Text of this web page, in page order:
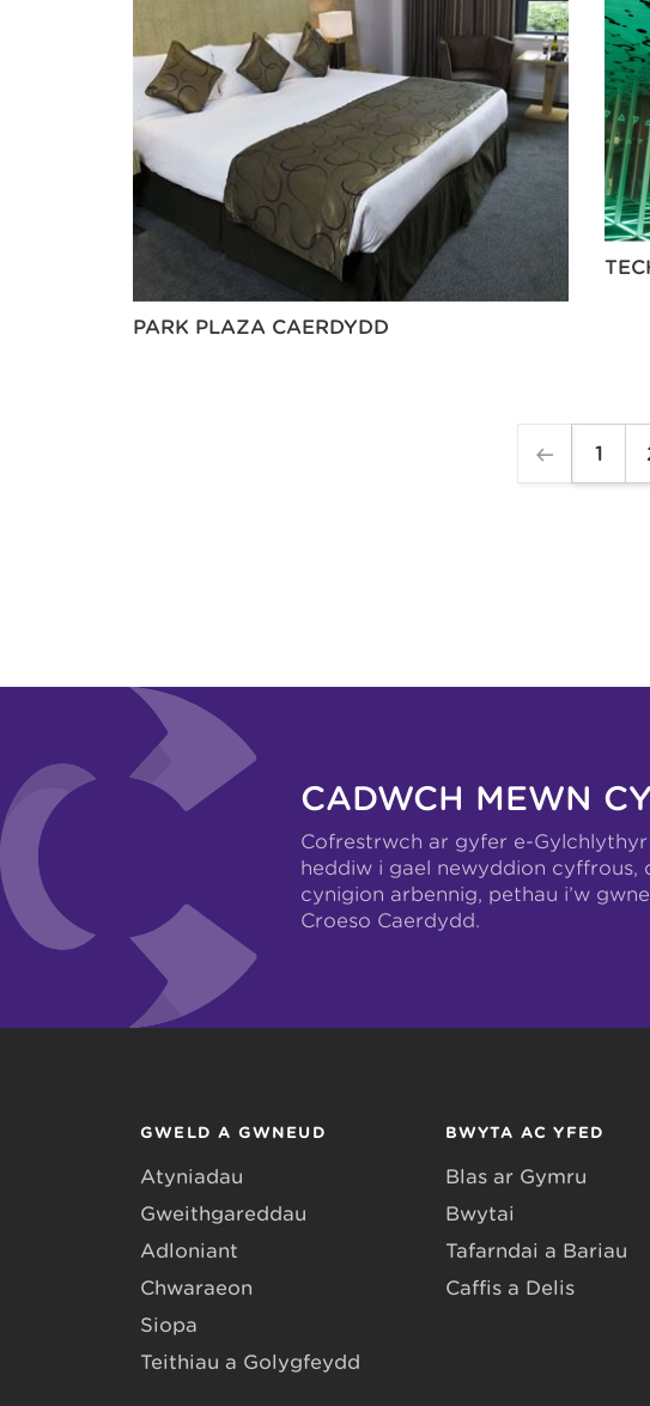
PARK PLAZA CAERDYDD
1
CADWCH MEWN
Cofrestrwch ar gyfer e-
heddiw i gael newyddion cyffrous,
cynigion arbennig, pethau i’w
Croeso Caerdydd.
GWELD A GWNEUD
Atyniadau
Gweithgareddau
Adloniant
Chwaraeon
Siopa
Teithiau a Golygfeydd
BWYTA AC YFED
Blas ar Gymru
Bwytai
Tafarndai a Bariau
Caffis a Delis